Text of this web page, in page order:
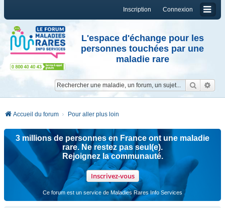
Connexion
Inscription
L'espace d'échange pour les
personnes touchées par une
maladie rare
Accueil du forum Pour aller plus loin
3 millions de personnes en France ont une maladie
rare. Ne restez pas seul(e).
Rejoignez la communauté.
Inscrivez-vous
Ce forum est un service de Maladies Rares Info Services